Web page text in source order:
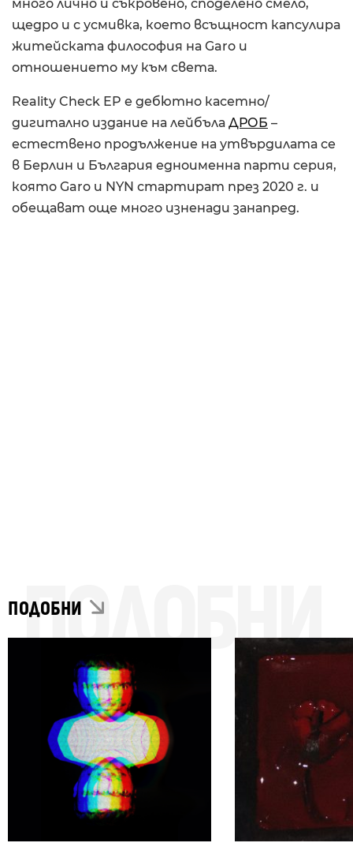
много лично и съкровено, споделено смело,
щедро и с усмивка, което всъщност капсулира
житейската философия на Garo и
отношението му към света.
Reality Check EP е дебютно касетно/
дигитално издание на лейбъла ДРОБ –
естествено продължение на утвърдилата се
в Берлин и България едноименна парти серия,
която Garo и NYN стартират през 2020 г. и
обещават още много изненади занапред.
ПОДОБНИ
ПОДОБНИ